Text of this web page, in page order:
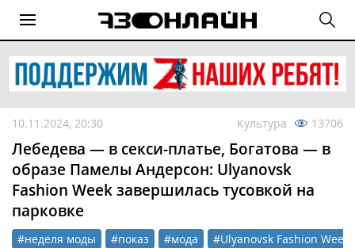
10.11.2024, 20:30 Культура 13706
Лебедева — в секси-платье, Богатова — в
образе Памелы Андерсон: Ulyanovsk
Fashion Week завершилась тусовкой на
парковке
#неделя моды #показ #мода #Ulyanovsk Fashion Week